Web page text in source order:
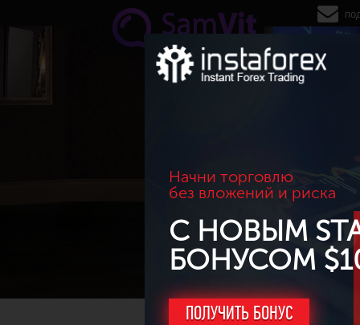
Перейти к основному содержанию
Начни торговлю
без вложений и риска
С НОВЫМ
БОНУСОМ
ПОЛУЧИТЬ БОНУС